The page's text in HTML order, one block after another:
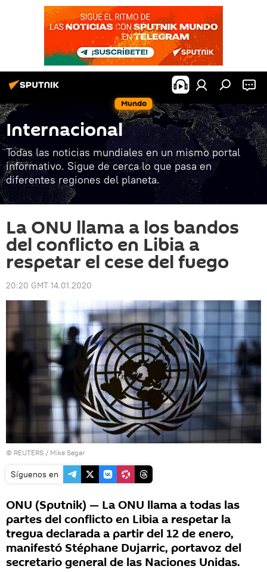
Mundo
Internacional
Todas las noticias mundiales en un mismo portal
informativo. Sigue de cerca lo que pasa en
diferentes regiones del planeta.
La ONU llama a los bandos
del conflicto en Libia a
respetar el cese del fuego
20:20 GMT 14.01.2020
© REUTERS / Mike Segar
Síguenos en
ONU (Sputnik) — La ONU llama a todas las
partes del conflicto en Libia a respetar la
tregua declarada a partir del 12 de enero,
manifestó Stéphane Dujarric, portavoz del
secretario general de las Naciones Unidas.